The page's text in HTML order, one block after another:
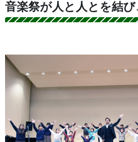
音楽祭が人と人とを結